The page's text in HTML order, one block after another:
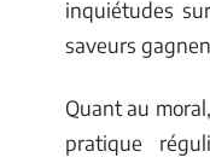
inquiétudes
saveurs
Quant au
pratique